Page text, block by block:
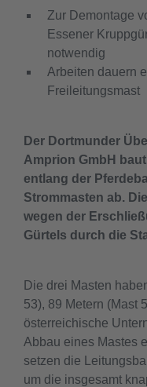
Zur Demontage
Essener
notwendig
Arbeiten dauern
Freileitungsmast
Der Dortmunder
Amprion GmbH
entlang der
Strommasten ab.
wegen der
Gürtels durch die
Die drei Masten
53), 89 Metern (Mast
österreichische
Abbau eines Mastes
setzen die
um die insgesamt